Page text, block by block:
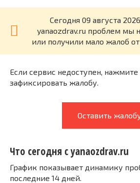
Cегодня 09 августа
yanaozdrav.ru проблем мы
или получили мало жалоб
Если сервис недоступен,
зафиксировать жалобу.
Оставить
Что сегодня с yanaozdrav.ru
График показывает динамику
последние 14 дней.